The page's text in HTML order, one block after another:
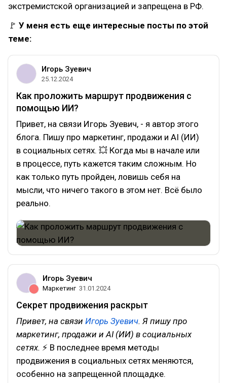
экстремистской организацией и запрещена в РФ.
🚩 У меня есть еще интересные посты по этой
теме:
Игорь Зуевич
25.12.2024
Как проложить маршрут продвижения с
помощью ИИ?
Привет, на связи Игорь Зуевич, - я автор этого
блога. Пишу про маркетинг, продажи и AI (ИИ)
в социальных сетях. 💥 Когда мы в начале или
в процессе, путь кажется таким сложным. Но
как только путь пройден, ловишь себя на
мысли, что ничего такого в этом нет. Всё было
реально.
Игорь Зуевич
Маркетинг 31.01.2024
Секрет продвижения раскрыт
Привет, на связи Игорь Зуевич. Я пишу про
маркетинг, продажи и AI (ИИ) в социальных
сетях. ⚡ В последнее время методы
продвижения в социальных сетях меняются,
особенно на запрещенной площадке.